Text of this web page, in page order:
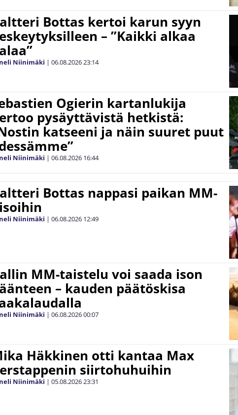
Bottas kertoi karun syyn
– ”Kaikki alkaa
Niinimäki | 06.08.202623:14
Ogierin kartanlukija
pysäyttävistä hetkistä:
katseeni ja näin suuret puut
Niinimäki | 06.08.2026 16:44
Bottas nappasi paikan MM-
Niinimäki | 06.08.2026 12:49
MM-taistelu voi saada ison
– kauden päätöskisa
Niinimäki | 06.08.202600:07
Häkkinen otti kantaa Max
siirtohuhuihin
Niinimäki | 05.08.202623:31